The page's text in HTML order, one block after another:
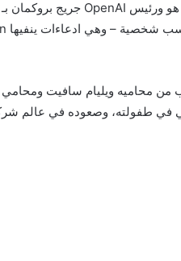
من محاميه ويليام سافيت
في طفولته، وصعوده في عالم